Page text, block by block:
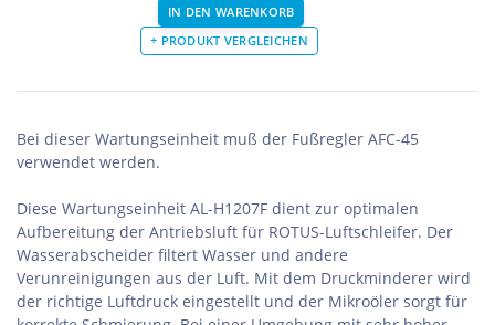
Bei dieser Wartungseinheit muß der Fußregler AFC-45
verwendet werden.
Diese Wartungseinheit AL-H1207F dient zur optimalen
Aufbereitung der Antriebsluft für ROTUS-Luftschleifer. Der
Wasserabscheider filtert Wasser und andere
Verunreinigungen aus der Luft. Mit dem Druckminderer wird
der richtige Luftdruck eingestellt und der Mikroöler sorgt für